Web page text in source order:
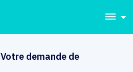
dehaze
Votre demande de